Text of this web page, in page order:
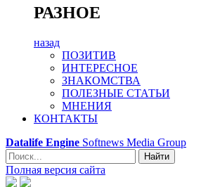
РАЗНОЕ
назад
ПОЗИТИВ
ИНТЕРЕСНОЕ
ЗНАКОМСТВА
ПОЛЕЗНЫЕ СТАТЬИ
МНЕНИЯ
КОНТАКТЫ
Datalife Engine Softnews Media Group
Найти
Полная версия сайта